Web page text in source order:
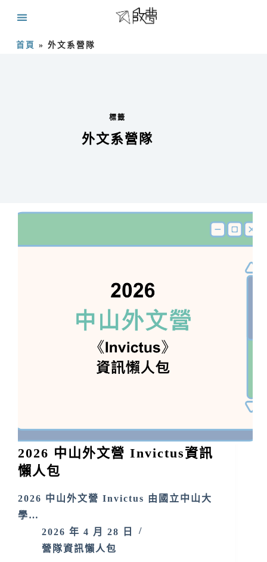
首頁 » 外文系營隊
標籤
外文系營隊
2026 中山外文營 Invictus資訊
懶人包
2026 中山外文營 Invictus 由國立中山大
學…
2026 年 4 月 28 日
營隊資訊懶人包